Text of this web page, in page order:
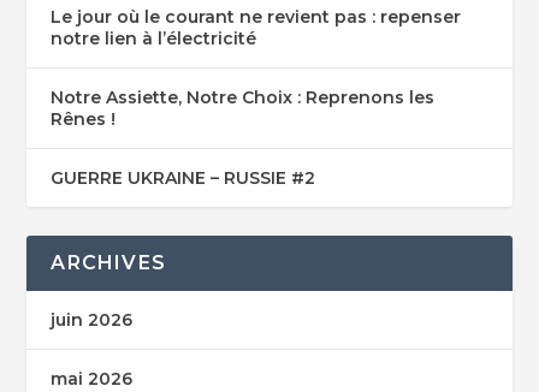
Le jour où le courant ne revient pas : repenser
notre lien à l’électricité
Notre Assiette, Notre Choix : Reprenons les
Rênes !
GUERRE UKRAINE – RUSSIE #2
ARCHIVES
juin 2026
mai 2026